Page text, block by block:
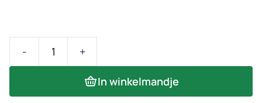
schrootklemmen
met
In winkelmandje